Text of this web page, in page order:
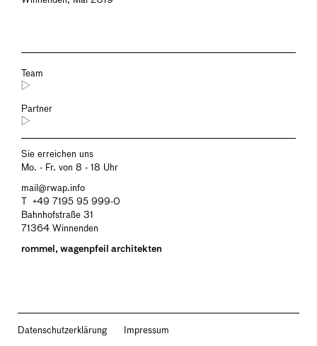
Team
Partner
Sie erreichen uns
Mo. - Fr. von 8 - 18 Uhr
mail@rwap.info
+49 7195 95 999-0
Bahnhofstraße 31
71364 Winnenden
rommel, wagenpfeil architekten
Datenschutzerklärung Impressum